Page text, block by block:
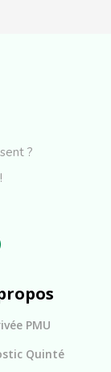
?
PMU
Quinté